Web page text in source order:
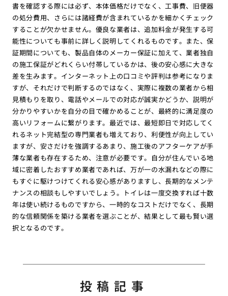
書を確認する際には必ず、本体価格だけでなく、工事費、旧便器
の処分費用、さらには諸経費が含まれているかを細かくチェック
することが欠かせません。優良な業者は、追加料金が発生する可
能性についても事前に詳しく説明してくれるものです。また、保
証期間についても、製品自体のメーカー保証に加えて、業者独自
の施工保証がどれくらい付帯しているかは、後の安心感に大きな
差を生みます。インターネット上の口コミや評判は参考になりま
すが、それだけで判断するのではなく、実際に複数の業者から相
見積もりを取り、電話やメールでの対応が誠実かどうか、説明が
分かりやすいかを自分の目で確かめることが、最終的に満足度の
高いリフォームに繋がります。最近では、最短即日で対応してく
れるネット完結型の専門業者も増えており、利便性が向上してい
ますが、安さだけを強調するあまり、施工後のアフターケアが手
薄な業者も存在するため、注意が必要です。自分が住んでいる地
域に密着したおすすめ業者であれば、万が一の水漏れなどの際に
もすぐに駆けつけてくれる安心感がありますし、長期的なメンテ
ナンスの相談もしやすいでしょう。トイレは一度交換すれば十数
年は使い続けるものですから、一時的なコストだけでなく、長期
的な信頼関係を築ける業者を選ぶことが、結果として最も賢い選
択となるのです。
投稿記事